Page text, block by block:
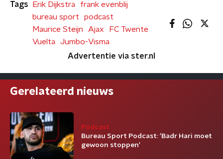
Tags Erik Dijkstra
frank evenblij
bureau sport
podcast
Maurice Steijn
Ajax
FC Twente
Vuelta
Jumbo-Visma
Advertentie via ster.nl
Gerelateerd nieuws
Podcast
Bureau Sport Podcast: 'Badr Hari moet
gewoon stoppen'